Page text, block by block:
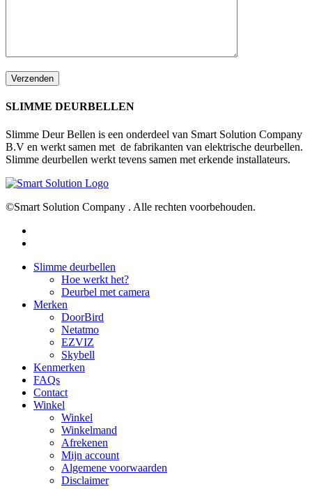
SLIMME DEURBELLEN
Slimme Deur Bellen is een onderdeel van Smart Solution Company
B.V en werkt samen met de fabrikanten van elektrische deurbellen.
Slimme deurbellen werkt tevens samen met erkende installateurs.
©Smart Solution Company . Alle rechten voorbehouden.
Close
Slimme deurbellen
Hoe werkt het?
Deurbel met camera
Merken
DoorBird
Netatmo
EZVIZ
Skybell
Kenmerken
FAQs
Contact
Winkel
Winkel
Winkelmand
Afrekenen
Mijn account
Algemene voorwaarden
Disclaimer